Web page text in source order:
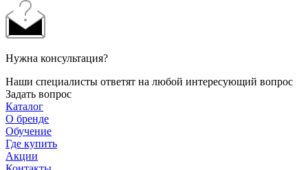
Нужна консультация?
Наши специалисты ответят на любой интересующий вопрос
Задать вопрос
Каталог
О бренде
Обучение
Где купить
Акции